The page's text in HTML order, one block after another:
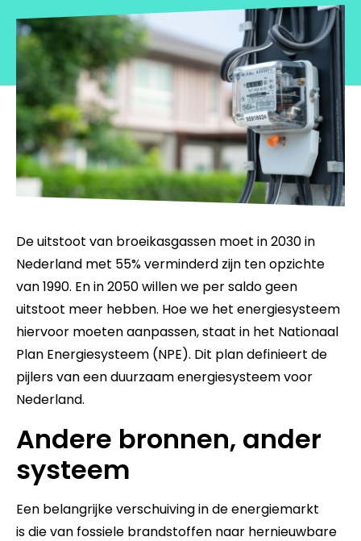
De uitstoot van broeikasgassen moet in 2030 in
Nederland met 55% verminderd zijn ten opzichte
van 1990. En in 2050 willen we per saldo geen
uitstoot meer hebben. Hoe we het energiesysteem
hiervoor moeten aanpassen, staat in het Nationaal
Plan Energiesysteem (NPE). Dit plan definieert de
pijlers van een duurzaam energiesysteem voor
Nederland.
Andere bronnen, ander
systeem
Een belangrijke verschuiving in de energiemarkt
is die van fossiele brandstoffen naar hernieuwbare